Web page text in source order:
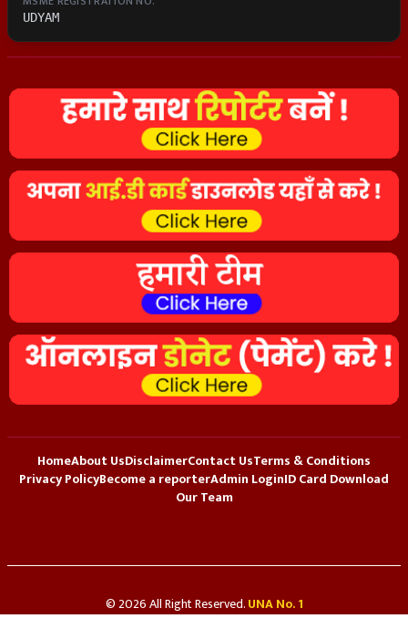
UDYAM
HomeAbout UsDisclaimerContact UsTerms & Conditions
Privacy PolicyBecome a reporterAdmin LoginID Card Download
Our Team
© 2026 All Right Reserved.UNA No. 1